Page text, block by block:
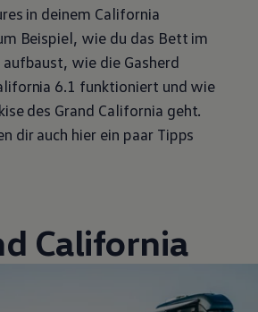
in deinem California
Beispiel, wie du das Bett im
aufbaust, wie die Gasherd
6.1 funktioniert und wie
des Grand California geht.
dir auch hier ein paar Tipps
California